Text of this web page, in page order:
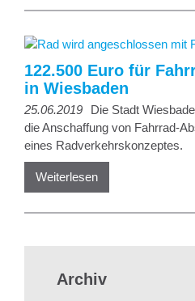
122.500 Euro für
in Wiesbaden
25.06.2019
Die Stadt
die Anschaffung von Fahrrad-
eines Radverkehrskonzeptes.
Weiterlesen
Archiv